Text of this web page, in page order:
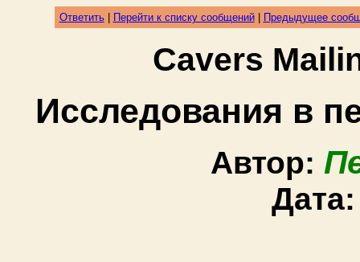
Ответить| Перейти к списку сообщений| Предыдущее
Cavers
Исследования в
Автор: